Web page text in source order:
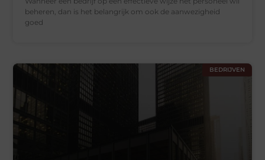
beheren, dan is het belangrijk om ook de aanwezigheid
goed
BEDRIJVEN